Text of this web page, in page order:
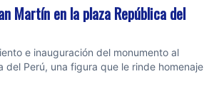
Martín en la plaza República del
e inauguración del monumento al
Perú, una figura que le rinde homenaje